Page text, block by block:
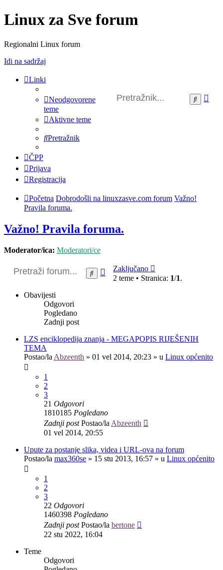
Linux za Sve forum
Regionalni Linux forum
Idi na sadržaj
Linki
Neodgovorene
teme
Aktivne teme
Pretražnik
ČPP
Prijava
Registracija
Početna Dobrodošli na linuxzasve.com forum Važno!
Pravila foruma.
Važno! Pravila foruma.
Moderator/ica: Moderatori/ce
Zaključano
PretražnikNapredno
pretraživanje
2 teme • Stranica: 1/1.
Obavijesti
Odgovori
Pogledano
Zadnji post
LZS enciklopedija znanja - MEGAPOPIS RIJEŠENIH
TEMA
Postao/la Abzeenth » 01 vel 2014, 20:23 » u Linux općenito
1
2
3
21 Odgovori
1810185 Pogledano
Zadnji postPostao/la Abzeenth
01 vel 2014, 20:55
Upute za postanje slika, videa i URL-ova na forum
Postao/la max360se » 15 stu 2013, 16:57 » u Linux općenito
1
2
3
22 Odgovori
1460398 Pogledano
Zadnji postPostao/la bertone
22 stu 2022, 16:04
Teme
Odgovori